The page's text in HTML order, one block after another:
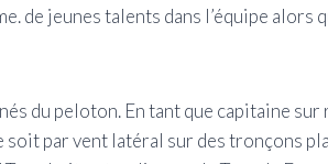
de jeunes talents dans l’équipe alors
du peloton. En tant que capitaine
soit par vent latéral sur des tronçons